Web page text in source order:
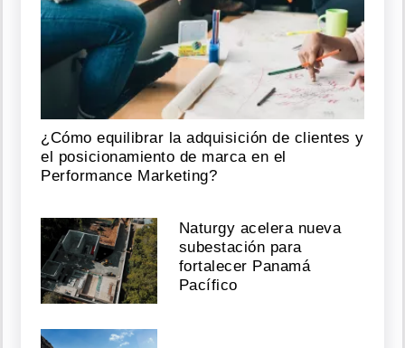
¿Cómo equilibrar la adquisición de clientes y
el posicionamiento de marca en el
Performance Marketing?
Naturgy acelera nueva
subestación para
fortalecer Panamá
Pacífico